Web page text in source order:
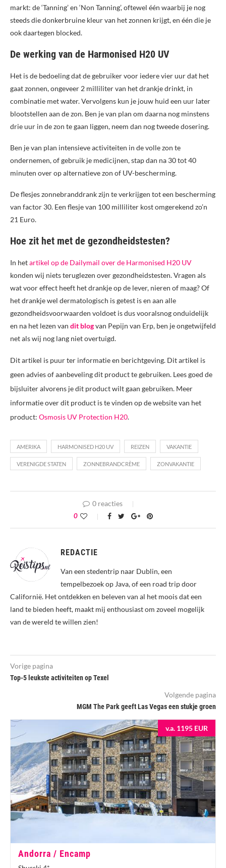
markt: de ‘Tanning’ en ‘Non Tanning’, oftewel één waarbij je nog
steeds die donkerbruine kleur van het zonnen krijgt, en één die je
ook daartegen blocked.
De werking van de Harmonised H20 UV
Het is de bedoeling dat de gebruiker voor iedere vier uur dat het
gaat zonnen, ongeveer 2 milliliter van het drankje drinkt, in
combinatie met water. Vervolgens kun je jouw huid een uur later
blootstellen aan de zon. Ben je van plan om daarna nog minstens
drie uur in de zon te gaan liggen, neem dan nog tweede dosering.
Ben je van plan intensieve activiteiten in de volle zon te
ondernemen, of gebruik je medicijnen, stap dan na 30 tot 40
minuten over op alternatieve zon of UV-bescherming.
De flesjes zonnebranddrank zijn te verkrijgen tot een bescherming
van factor 30. Een flesje van 100 milliliter kost omgerekend zo’n
21 Euro.
Hoe zit het met de gezondheidstesten?
In hetartikel op de Dailymail over de Harmonised H20 UV
konden wij niets teruglezen over gezondheidstesten. Vragen als
wat voor effect heeft het drankje op de lever, nieren of maag? Of
het drankje wel dermatologisch is getest is en aan alle
gezondheidsvoorwaarden voldoet is dus vooralsnog onduidelijk
en na het lezen van dit blogvan Pepijn van Erp, ben je ongetwijfeld
net als wij nog lang niet overtuigd.
Dit artikel is puur ter informatie en berichtgeving. Dit artikel is
geen advies of aanbeveling dit product te gebruiken. Lees goed de
bijsluiter alvorens je dit product wilt gaan gebruiken. Meer
informatie over dit product is te vinden op de website van het
product: Osmosis UV Protection H20.
AMERIKA HARMONISED H20 UV REIZEN VAKANTIE
VERENIGDE STATEN ZONNEBRANDCRÈME ZONVAKANTIE
0 reacties
0
REDACTIE
Van een stedentrip naar Dublin, een
tempelbezoek op Java, of een road trip door
Californië. Het ontdekken en beleven van al het moois dat een
land te bieden heeft, maakt mij enthousiast om zoveel mogelijk
van de wereld te willen zien!
Vorige pagina
Top-5 leukste activiteiten op Texel
Volgende pagina
MGM The Park geeft Las Vegas een stukje groen
v.a. 1195 EUR
Andorra / Encamp